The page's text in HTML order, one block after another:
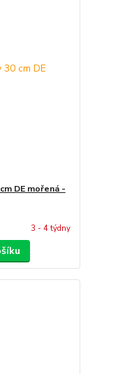
DE mořená -
3 - 4 týdny